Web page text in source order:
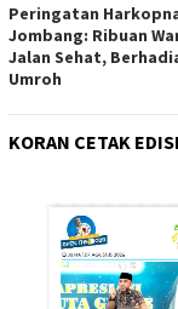
Peringatan
Jombang: Ribuan
Jalan Sehat,
Umroh
KORAN CETAK